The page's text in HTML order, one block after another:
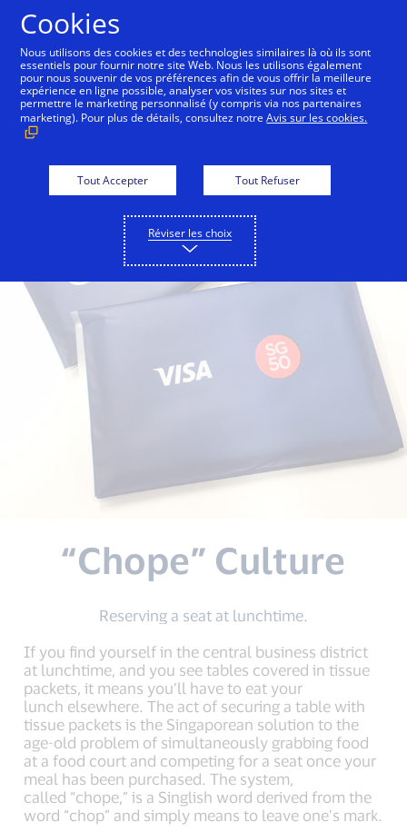
Back to City Guide Shop Till You Drop Caffeine
“Chope” Culture
Reserving a seat at lunchtime.
If you find yourself in the central business district
at lunchtime, and you see tables covered in tissue
packets, it means you’ll have to eat your
lunch elsewhere. The act of securing a table with
tissue packets is the Singaporean solution to the
age-old problem of simultaneously grabbing food
at a food court and competing for a seat once your
meal has been purchased. The system,
called “chope,” is a Singlish word derived from the
word “chop” and simply means to leave one’s mark.
Cookies
Nous utilisons des cookies et des technologies similaires là où ils sont
essentiels pour fournir notre site Web. Nous les utilisons également
pour nous souvenir de vos préférences afin de vous offrir la meilleure
expérience en ligne possible, analyser vos visites sur nos sites et
permettre le marketing personnalisé (y compris via nos partenaires
marketing). Pour plus de détails, consultez notreAvis sur les cookies.
Tout Accepter Tout Refuser
Réviser les choix